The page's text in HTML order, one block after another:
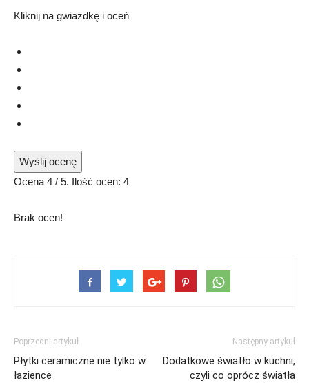
Kliknij na gwiazdkę i oceń
Wyślij ocenę
Ocena 4 / 5. Ilość ocen: 4
Brak ocen!
Poprzedni artykuł
Płytki ceramiczne nie tylko w
łazience
Następny artykuł
Dodatkowe światło w kuchni,
czyli co oprócz światła